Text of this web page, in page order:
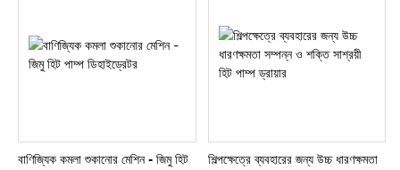
বাণিজ্যিক কমলা শুকানোর মেশিন - জিমু হিট
শিল্পক্ষেত্রে ব্যবহারের জন্য উচ্চ ধারণক্ষমতা